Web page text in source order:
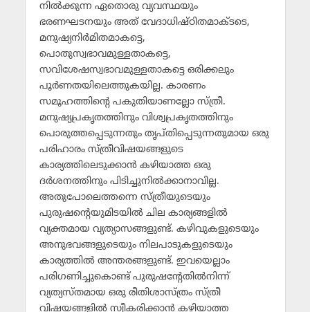
നില്‍ക്കുന്ന ഏതൊരു വ്യവസ്ഥയും
ഭരണഘടനയും അത് വേദാധിഷ്ഠിതമാക്ടടെ,
മനുഷ്യനിര്‍മിതമാകട്ടെ,
പൊതുസ്വഭാവമുള്ളതാകട്ടെ,
സവിശേഷസ്വഭാവമുള്ളതാകട്ടെ ഒരിക്കലും
പൂര്‍ണതയിലെത്തുകയില്ല. കാരണം
സമൂഹത്തിന്റെ പകുതിയാണല്ലോ സ്ത്രീ.
മനുഷ്യപ്രകൃതത്തിനും വിശ്വപ്രകൃതത്തിനും
പൊരുത്തപ്പെടുന്നതും തൃപ്തിപ്പെടുന്നതുമായ ഒരു
പരിഹാരം സ്ത്രീവിഷയങ്ങളുടെ
കാര്യത്തിലെടുക്കാന്‍ കഴിയാത്ത ഒരു
ദര്‍ശനത്തിനും പിടിച്ചുനില്‍ക്കാനാവില്ല.
അതുപോലെത്തന്നെ സ്ത്രീയുടെയും
പുരുഷന്റെയുമിടയില്‍ ചില കാര്യങ്ങളില്‍
വ്യക്തമായ വ്യത്യാസങ്ങളുണ്ട്. കഴിവുകളുടെയും
അനുഭവങ്ങളുടെയും നിലപാടുകളുടെയും
കാര്യത്തില്‍ അന്തരങ്ങളുണ്ട്. ഇവയെല്ലാം
പരിഗണിച്ചുകൊണ്ട് പുരുഷന്റേതില്‍നിന്ന്
വ്യത്യസ്തമായ ഒരു രീതിശാസ്ത്രം സ്ത്രീ
വിഷയങ്ങളില്‍ സ്വീകരിക്കാന്‍ കഴിയാത്ത